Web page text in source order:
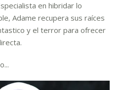
en hibridar lo
Adame recupera sus raíces
y el terror para ofrecer